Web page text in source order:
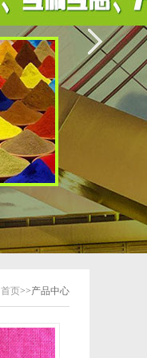
首页>>产品中心